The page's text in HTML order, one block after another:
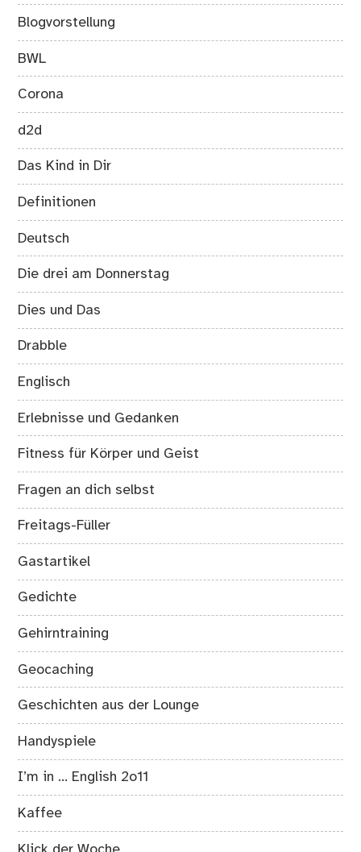
Blogvorstellung
BWL
Corona
d2d
Das Kind in Dir
Definitionen
Deutsch
Die drei am Donnerstag
Dies und Das
Drabble
Englisch
Erlebnisse und Gedanken
Fitness für Körper und Geist
Fragen an dich selbst
Freitags-Füller
Gastartikel
Gedichte
Gehirntraining
Geocaching
Geschichten aus der Lounge
Handyspiele
I’m in … English 2o11
Kaffee